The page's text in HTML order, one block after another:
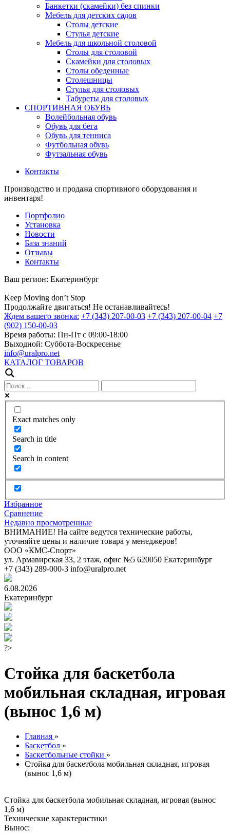
Банкетки (скамейки) без спинки
Мебель для детских садов
Столы детские
Стулья детские
Мебель для школьной столовой
Столы для столовой
Скамейки для столовых
Столы обеденные
Столешницы
Стулья для столовых
Табуреты для столовых
СПОРТИВНАЯ ОБУВЬ
Волейбольная обувь
Обувь для бега
Обувь для тенниса
Футбольная обувь
Футзальная обувь
Контакты
Производство и продажа спортивного оборудования и
инвентаря!
Портфолио
Установка
Новости
База знаний
Отзывы
Контакты
Ваш регион: Екатеринбург
Keep Moving don’t Stop
Продолжайте двигаться! Не останавливайтесь!
Ждем вашего звонка: +7 (343) 207-00-03 +7 (343) 207-00-04 +7
(902) 150-00-03
Время работы: Пн-Пт с 09:00-18:00
Выходной: Суббота-Воскресенье
info@uralpro.net
КАТАЛОГ ТОВАРОВ
Exact matches only
Search in title
Search in content
Избранное
Сравнение
Недавно просмотренные
ВНИМАНИЕ! На сайте ведутся технические работы,
уточняйте цены и наличие товара у менеджеров!
ООО «КМС-Спорт»
ул. Армавирская 33, 2 этаж, офис №5 620050 Екатеринбург
+7 (343) 289-000-3 info@uralpro.net
6.08.2026
Екатеринбург
?>
Стойка для баскетбола
мобильная складная, игровая
(вынос 1,6 м)
Главная »
Баскетбол »
Баскетбольные стойки »
Стойка для баскетбола мобильная складная, игровая
(вынос 1,6 м)
Стойка для баскетбола мобильная складная, игровая (вынос
1,6 м)
Технические характеристики
Вынос: